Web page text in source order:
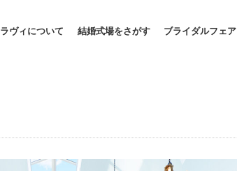
ラヴィについて 結婚式場をさがす ブライダルフェア